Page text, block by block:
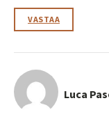
VASTAA
Luca